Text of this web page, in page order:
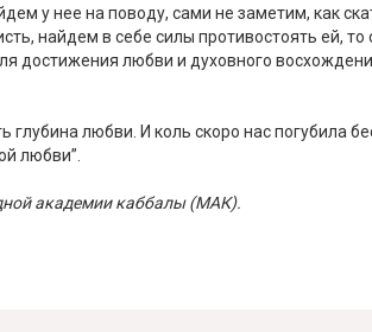
у нее на поводу, сами не заметим, как
найдем в себе силы противостоять ей,
достижения любви и духовного
глубина любви. И коль скоро нас погубила
любви”.
академии каббалы (МАК).